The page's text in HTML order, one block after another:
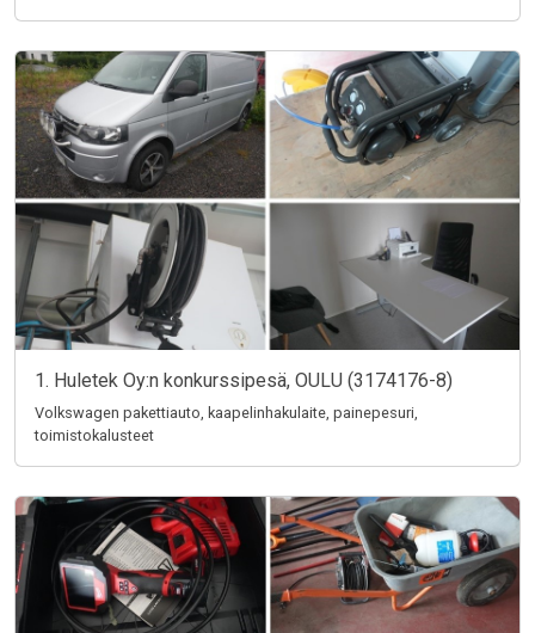
1. Huletek Oy:n konkurssipesä, OULU (3174176-8)
Volkswagen pakettiauto, kaapelinhakulaite, painepesuri,
toimistokalusteet